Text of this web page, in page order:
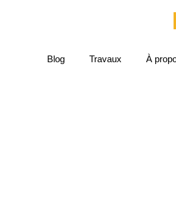
Blog Travaux À